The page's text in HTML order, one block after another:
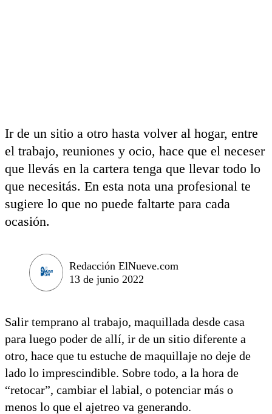
Ir de un sitio a otro hasta volver al hogar, entre
el trabajo, reuniones y ocio, hace que el neceser
que llevás en la cartera tenga que llevar todo lo
que necesitás. En esta nota una profesional te
sugiere lo que no puede faltarte para cada
ocasión.
Redacción ElNueve.com
13 de junio 2022
Salir temprano al trabajo, maquillada desde casa
para luego poder de allí, ir de un sitio diferente a
otro, hace que tu estuche de maquillaje no deje de
lado lo imprescindible. Sobre todo, a la hora de
“retocar”, cambiar el labial, o potenciar más o
menos lo que el ajetreo va generando.